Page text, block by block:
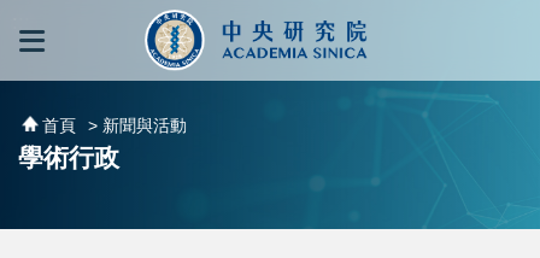
跳到主要內容區塊
首頁 > 新聞與活動
學術行政